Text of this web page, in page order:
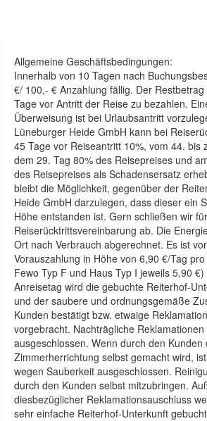
Allgemeine Geschäftsbedingungen:
Innerhalb von 10 Tagen nach
€/ 100,- € Anzahlung fällig. Der
Tage vor Antritt der Reise zu bezahlen.
Überweisung ist bei Urlaubsantritt
Lüneburger Heide GmbH kann bei
45 Tage vor Reiseantritt 10%, vom 44. bis
dem 29. Tag 80% des Reisepreises und
des Reisepreises als Schadensersatz
bleibt die Möglichkeit, gegenüber der
Heide GmbH darzulegen, dass dieser ein
Höhe entstanden ist. Gern schließen wir
Reiserücktrittsvereinbarung ab. Die
Ort nach Verbrauch abgerechnet. Es ist
Vorauszahlung in Höhe von 6,90 €/Tag
Fewo Typ F und Haus Typ I jeweils 5,90
Anreisetag wird die gebuchte Reiterhof-
und der saubere und ordnungsgemäße
Kunden bestätigt bzw. etwaige
vorgebracht. Nachträgliche
ausgeschlossen. Wenn durch den Kunden
Zimmerherrichtung selbst gemacht wird,
wegen Sauberkeit ausgeschlossen.
durch den Kunden selbst mitzubringen.
diesbezüglicher Reklamationsauschluss
sehr einfache Reiterhof-Unterkunft